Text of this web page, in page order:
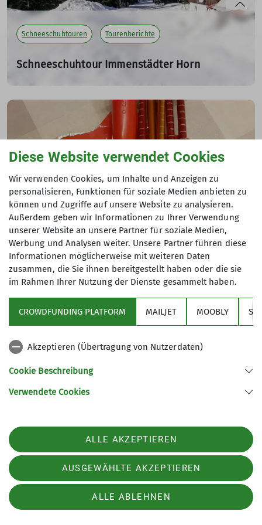
Schneeschuhtouren Tourenberichte
Schneeschuhtour Immenstädter Horn
Am Samstag den 11. Januar 2025 sind 16 Teilnehmer vom
DAV Isny gestartet am Parkplatz Gschwend zur
Schneeschuhtour auf das Immenstädter Horn und zum
Gschwendner Horn.
mehr erfahren
Schneeschuhtouren Tourenberichte
LVS Schulung Schneeschuhtourengänger
Tourenbericht
Am Montag den 6. Januar 2025 sind 11 Teilnehmer und 2
Andere Themen
Tourenberichte
Sektion
Diese Website verwendet Cookies
Wir verwenden Cookies, um Inhalte und Anzeigen zu
personalisieren, Funktionen für soziale Medien anbieten zu
können und Zugriffe auf unsere Website zu analysieren.
Außerdem geben wir Informationen zu Ihrer Verwendung
unserer Website an unsere Partner für soziale Medien,
Werbung und Analysen weiter. Unsere Partner führen diese
Informationen möglicherweise mit weiteren Daten
zusammen, die Sie ihnen bereitgestellt haben oder die sie
im Rahmen Ihrer Nutzung der Dienste gesammelt haben.
CROWDFUNDING PLATFORM MAILJET MOOBLY
Akzeptieren (Übertragung von Nutzerdaten)
Cookie Beschreibung
Verwendete Cookies
ALLE AKZEPTIEREN
AUSGEWÄHLTE AKZEPTIEREN
ALLE ABLEHNEN